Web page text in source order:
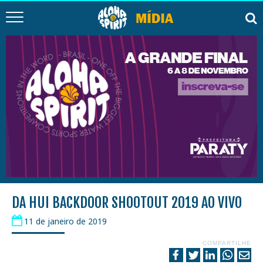
DA HUI BACKDOOR SHOOTOUT 2019 AO VIVO
11 de janeiro de 2019
COMPARTILHE